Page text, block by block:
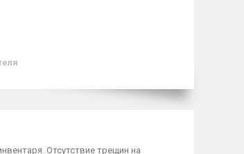
Отсутствие трещин на